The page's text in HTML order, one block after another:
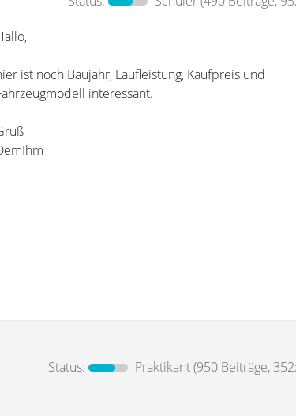
ist noch Baujahr, Laufleistung, Kaufpreis und
interessant.
Status:
Praktikant(950 Beiträge,